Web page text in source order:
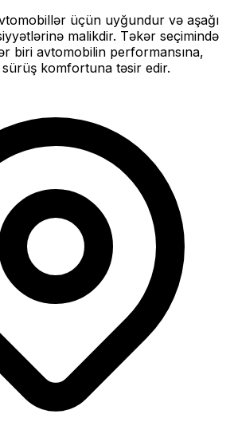
üçün uyğundur və aşağı
malikdir. Təkər seçimində
biri avtomobilin performansına,
komfortuna təsir edir.